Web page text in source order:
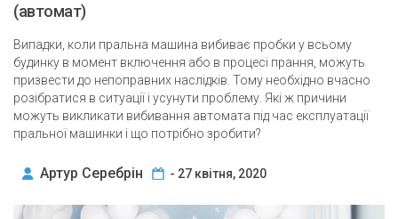
(автомат)
Випадки, коли пральна машина вибиває пробки у всьому
будинку в момент включення або в процесі прання, можуть
призвести до непоправних наслідків. Тому необхідно вчасно
розібратися в ситуації і усунути проблему. Які ж причини
можуть викликати вибивання автомата під час експлуатації
пральної машинки і що потрібно зробити?
Артур Серебрін - 27 квітня, 2020